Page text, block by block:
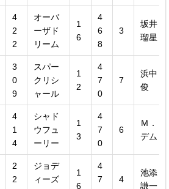
4
2
2
オーバ
ーザド
リーム
1
6
4
6
8
3
坂井
瑠星
3
0
9
スパー
クリシ
ャール
1
2
4
7
0
7
浜中
俊
4
1
4
シャド
ウフュ
ーリー
1
3
4
7
0
6
Ｍ．
デム
2
2
ジョデ
ィーズ
1
6
4
7
4
池添
謙一